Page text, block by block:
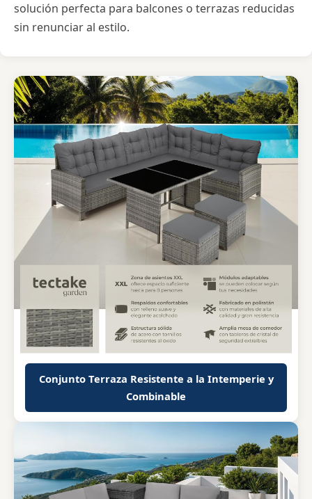
solución perfecta para balcones o terrazas reducidas
sin renunciar al estilo.
Conjunto Terraza Resistente a la Intemperie y
Combinable